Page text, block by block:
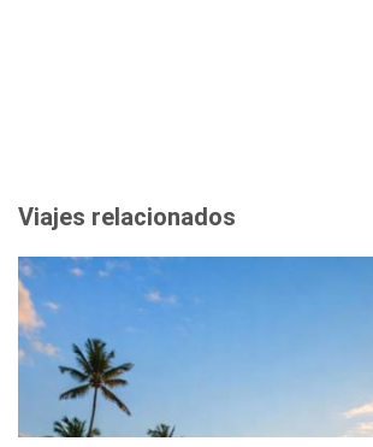
Viajes relacionados